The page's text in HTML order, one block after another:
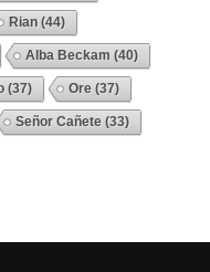
Rian (44)
Alba Beckam (40)
(37) Ore (37)
Señor Cañete (33)